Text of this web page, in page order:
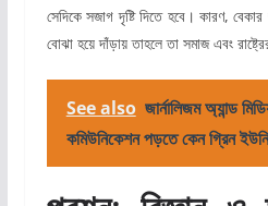
সেদিকে সজাগ দৃষ্টি দিতে হবে। কারণ,
বোঝা হয়ে দাঁড়ায় তাহলে তা সমাজ এবং
See also জার্নালিজম অ্যান্ড
কমিউনিকেশন পড়তে কেন গ্রিন